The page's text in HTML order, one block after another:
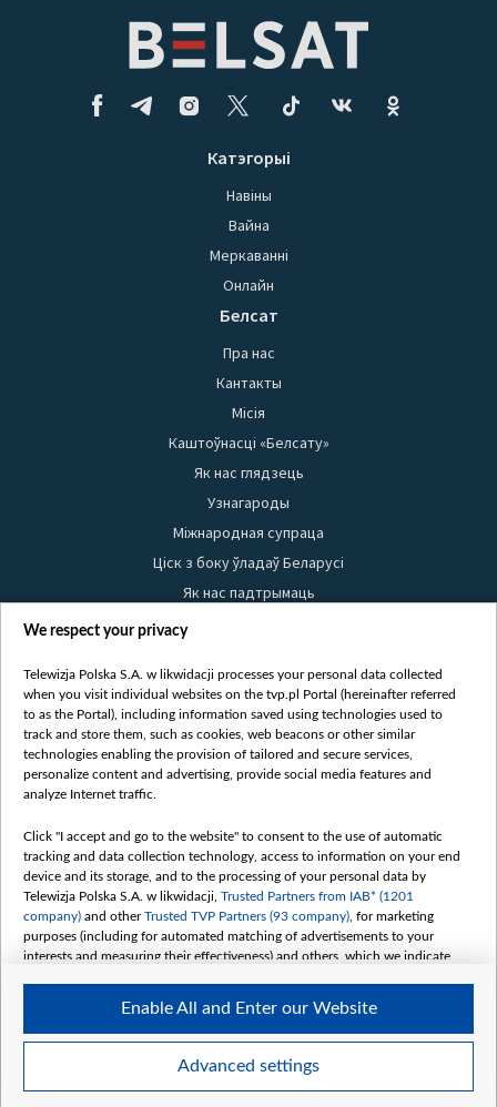
Катэгорыі
Навіны
Вайна
Меркаванні
Онлайн
Белсат
Пра нас
Кантакты
Місія
Каштоўнасці «Белсату»
Як нас глядзець
Узнагароды
Міжнародная супраца
Ціск з боку ўладаў Беларусі
Як нас падтрымаць
Правілы выкарыстання матэрыялаў
Бяспека
Youtube
Белсат news
Белсат Shorts
Жэстачайшы мульт
Belsat English
Biełsat PL
Белсат Now
Белсат History
Белсат Music
Белсат Doc
My consents
We respect your privacy
Telewizja Polska S.A. w likwidacji processes your personal data collected
when you visit individual websites on the tvp.pl Portal (hereinafter referred
to as the Portal), including information saved using technologies used to
track and store them, such as cookies, web beacons or other similar
technologies enabling the provision of tailored and secure services,
personalize content and advertising, provide social media features and
analyze Internet traffic.
Click "I accept and go to the website" to consent to the use of automatic
tracking and data collection technology, access to information on your end
device and its storage, and to the processing of your personal data by
Telewizja Polska S.A. w likwidacji, Trusted Partners from IAB* (1201
company) and otherTrusted TVP Partners (93 company) , for marketing
purposes (including for automated matching of advertisements to your
interests and measuring their effectiveness) and others, which we indicate
The purposes of processing your data by TVP S.A. w likwidacji are as
follows:
Use limited data to select advertising
Create profiles for personalised advertising
Advanced settings
Enable All and Enter our Website